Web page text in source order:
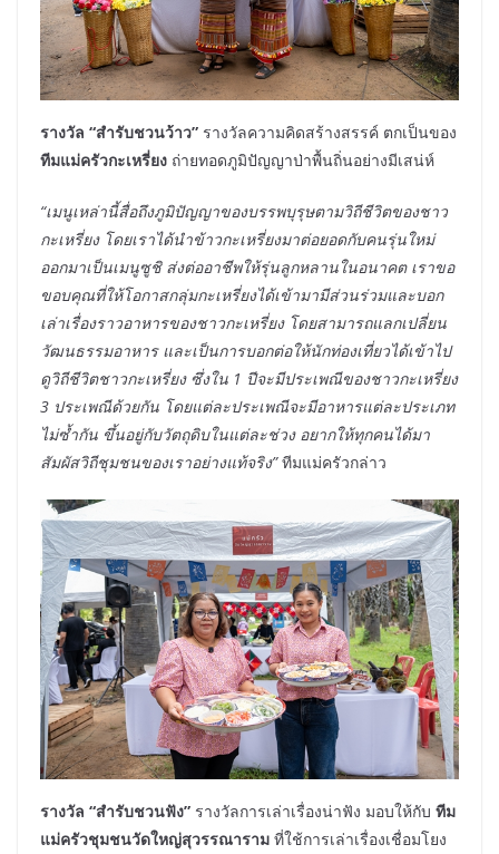
รางวัล “สำรับชวนว้าว” รางวัลความคิดสร้างสรรค์ ตกเป็นของ
ทีมแม่ครัวกะเหรี่ยง ถ่ายทอดภูมิปัญญาป่าพื้นถิ่นอย่างมีเสน่ห์
“เมนูเหล่านี้สื่อถึงภูมิปัญญาของบรรพบุรุษตามวิถีชีวิตของชาว
กะเหรี่ยง โดยเราได้นำข้าวกะเหรี่ยงมาต่อยอดกับคนรุ่นใหม่
ออกมาเป็นเมนูซูชิ ส่งต่ออาชีพให้รุ่นลูกหลานในอนาคต เราขอ
ขอบคุณที่ให้โอกาสกลุ่มกะเหรี่ยงได้เข้ามามีส่วนร่วมและบอก
เล่าเรื่องราวอาหารของชาวกะเหรี่ยง โดยสามารถแลกเปลี่ยน
วัฒนธรรมอาหาร และเป็นการบอกต่อให้นักท่องเที่ยวได้เข้าไป
ดูวิถีชีวิตชาวกะเหรี่ยง ซึ่งใน 1 ปีจะมีประเพณีของชาวกะเหรี่ยง
3 ประเพณีด้วยกัน โดยแต่ละประเพณีจะมีอาหารแต่ละประเภท
ไม่ซ้ำกัน ขึ้นอยู่กับวัตถุดิบในแต่ละช่วง อยากให้ทุกคนได้มา
สัมผัสวิถีชุมชนของเราอย่างแท้จริง”ทีมแม่ครัวกล่าว
รางวัล “สำรับชวนฟัง” รางวัลการเล่าเรื่องน่าฟัง มอบให้กับ ทีม
แม่ครัวชุมชนวัดใหญ่สุวรรณาราม ที่ใช้การเล่าเรื่องเชื่อมโยง